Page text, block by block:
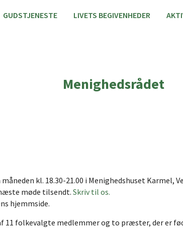
GUDSTJENESTE LIVETS BEGIVENHEDER
Menighedsrådet
kl. 18.30-21.00 i Menighedshuset Karmel,
møde tilsendt. Skriv til os.
hjemmside.
11 folkevalgte medlemmer og to præster, der er